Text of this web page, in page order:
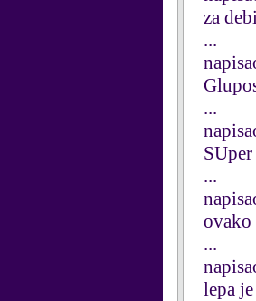
za
...
...
...
ovako
...
lepa